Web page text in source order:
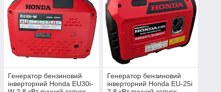
Генератор бензиновий
інверторний Honda EU30i-
Генератор бензиновий
інверторний Honda EU-25i